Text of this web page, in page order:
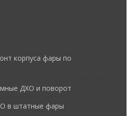
корпуса фары по
ДХО и поворот
в штатные фары